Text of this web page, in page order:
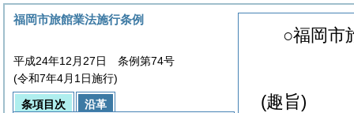
○福岡市
(趣旨)
福岡市旅館業法施行条例
平成24年12月27日 条例第74号
(令和7年4月1日施行)
条項目次
沿革